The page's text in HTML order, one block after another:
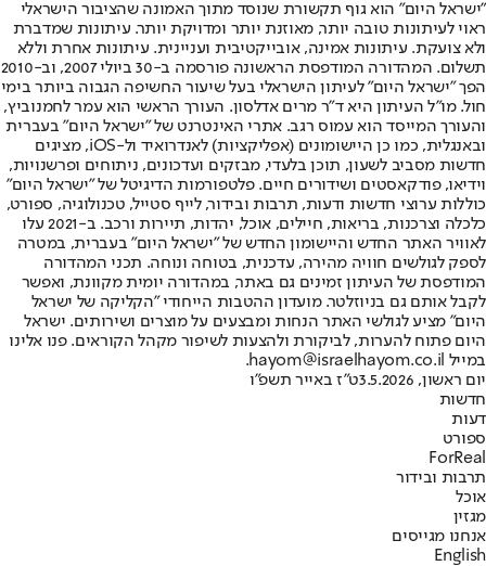
"ישראל היום" הוא גוף תקשורת שנוסד מתוך האמונה שהציבור הישראלי
ראוי לעיתונות טובה יותר, מאוזנת יותר ומדויקת יותר. עיתונות שמדברת
ולא צועקת. עיתונות אמינה, אובייקטיבית ועניינית. עיתונות אחרת וללא
תשלום. המהדורה המודפסת הראשונה פורסמה ב-30 ביולי 2007, וב-2010
הפך "ישראל היום" לעיתון הישראלי בעל שיעור החשיפה הגבוה ביותר בימי
חול. מו"ל העיתון היא ד"ר מרים אדלסון. העורך הראשי הוא עמר לחמנוביץ,
והעורך המייסד הוא עמוס רגב. אתרי האינטרנט של "ישראל היום" בעברית
ובאנגלית, כמו כן היישומונים (אפליקציות) לאנדרואיד ול-iOS, מציגים
חדשות מסביב לשעון, תוכן בלעדי, מבזקים ועדכונים, ניתוחים ופרשנויות,
וידיאו, פודקאסטים ושידורים חיים. פלטפורמות הדיגיטל של "ישראל היום"
כוללות ערוצי חדשות ודעות, תרבות ובידור, לייף סטייל, טכנולוגיה, ספורט,
כלכלה וצרכנות, בריאות, חיילים, אוכל, יהדות, תיירות ורכב. ב-2021 עלו
לאוויר האתר החדש והיישומון החדש של "ישראל היום" בעברית, במטרה
לספק לגולשים חוויה מהירה, עדכנית, בטוחה ונוחה. תכני המהדורה
המודפסת של העיתון זמינים גם באתר, במהדורה יומית מקוונת, ואפשר
לקבל אותם גם בניוזלטר. מועדון ההטבות הייחודי "הקליקה של ישראל
היום" מציע לגולשי האתר הנחות ומבצעים על מוצרים ושירותים. ישראל
היום פתוח להערות, לביקורת ולהצעות לשיפור מקהל הקוראים. פנו אלינו
במייל hayom@israelhayom.co.il.
יום ראשון, 3.5.2026
ט"ז באייר תשפ"ו
חדשות
דעות
ספורט
ForReal
תרבות ובידור
אוכל
מגזין
אנחנו מגייסים
English